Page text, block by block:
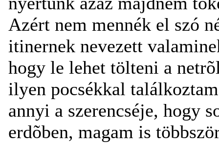
Azért nem mennék el szó
itinernek nevezett
hogy le lehet tölteni a
ilyen pocsékkal
annyi a szerencséje, hogy
erdõben, magam is